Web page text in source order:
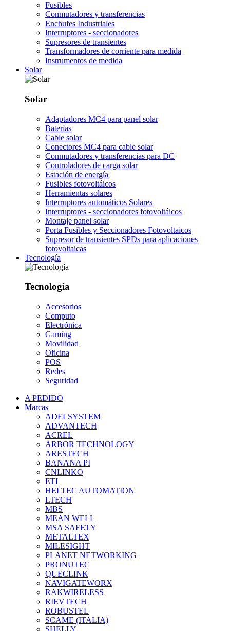
Fusibles
Conmutadores y transferencias
Enchufes Industriales
Interruptores - seccionadores
Supresores de transientes
Transformadores de corriente para medida
Instrumentos de medida
Solar
Solar
Adaptadores MC4 para panel solar
Baterías
Cable solar
Conectores MC4 para cable solar
Conmutadores y transferencias para DC
Controladores de carga solar
Estación de energía
Fusibles fotovoltáicos
Herramientas solares
Interruptores automáticos Solares
Interruptores - seccionadores fotovoltáicos
Montaje panel solar
Porta Fusibles y Seccionadores Fotovoltaicos
Supresor de transientes SPDs para aplicaciones
fotovoltaicas
Tecnología
Tecnología
Accesorios
Computo
Electrónica
Gaming
Movilidad
Oficina
POS
Redes
Seguridad
A PEDIDO
Marcas
ADELSYSTEM
ADVANTECH
ACREL
ARBOR TECHNOLOGY
ARESTECH
BANANA PI
CNLINKO
ETI
HELTEC AUTOMATION
LTECH
MBS
MEAN WELL
MSA SAFETY
METALTEX
MILESIGHT
PLANET NETWORKING
PRONUTEC
QUECLINK
NAVIGATEWORX
RAKWIRELESS
RIEVTECH
ROBUSTEL
SCAME (ITALIA)
SHELLY